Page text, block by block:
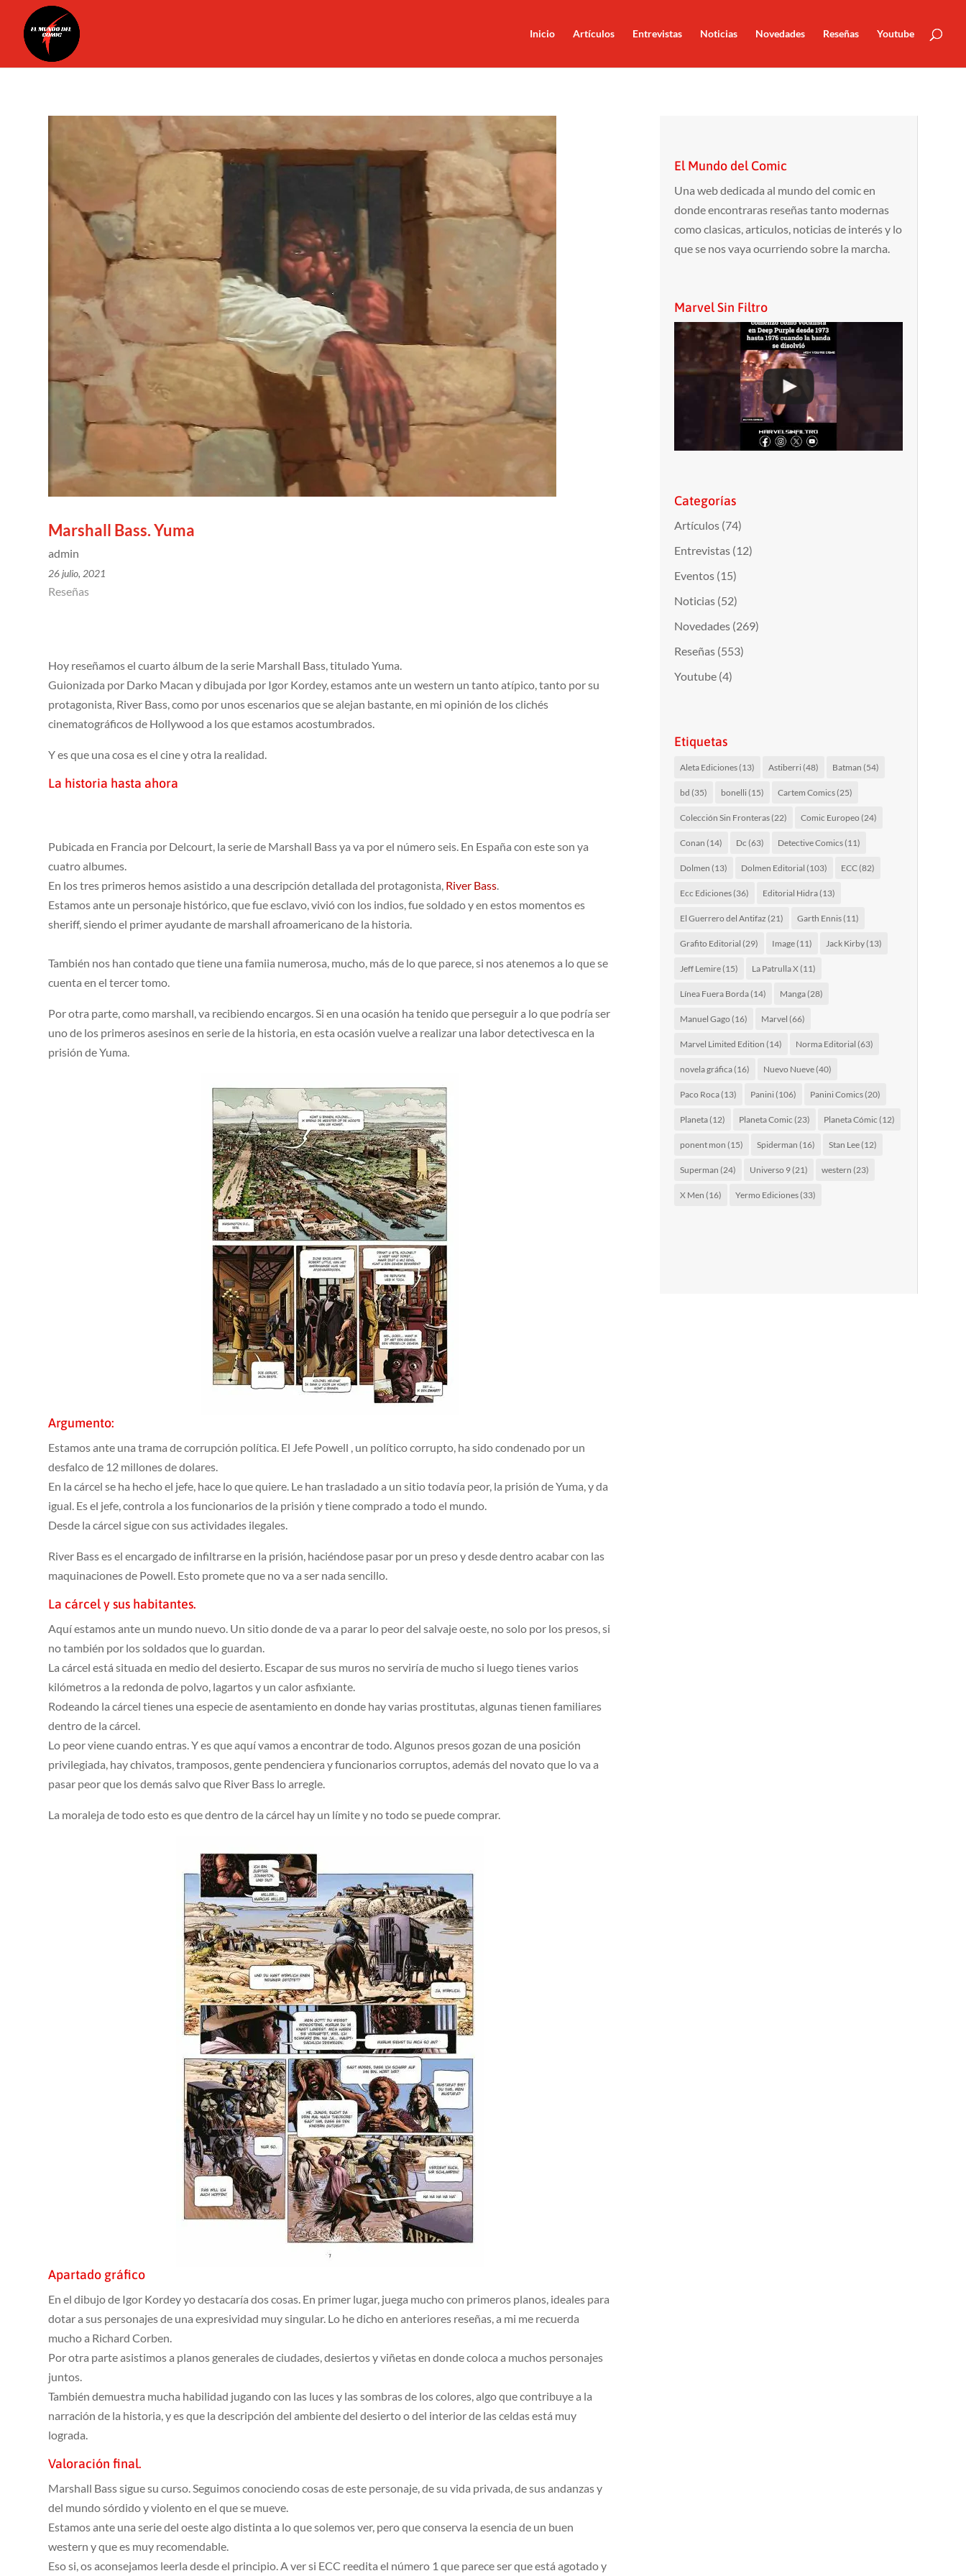
Inicio Artículos Entrevistas Noticias Novedades Reseñas Youtube
Marshall Bass. Yuma
admin
26 julio, 2021
Reseñas
Hoy reseñamos el cuarto álbum de la serie Marshall Bass, titulado Yuma.
Guionizada por Darko Macan y dibujada por Igor Kordey, estamos ante un western un tanto atípico, tanto por su
protagonista, River Bass, como por unos escenarios que se alejan bastante, en mi opinión de los clichés
cinematográficos de Hollywood a los que estamos acostumbrados.
Y es que una cosa es el cine y otra la realidad.
La historia hasta ahora
Pubicada en Francia por Delcourt, la serie de Marshall Bass ya va por el número seis. En España con este son ya
cuatro albumes.
En los tres primeros hemos asistido a una descripción detallada del protagonista, River Bass.
Estamos ante un personaje histórico, que fue esclavo, vivió con los indios, fue soldado y en estos momentos es
sheriff, siendo el primer ayudante de marshall afroamericano de la historia.
También nos han contado que tiene una famiia numerosa, mucho, más de lo que parece, si nos atenemos a lo que se
cuenta en el tercer tomo.
Por otra parte, como marshall, va recibiendo encargos. Si en una ocasión ha tenido que perseguir a lo que podría ser
uno de los primeros asesinos en serie de la historia, en esta ocasión vuelve a realizar una labor detectivesca en la
prisión de Yuma.
Argumento:
Estamos ante una trama de corrupción política. El Jefe Powell , un político corrupto, ha sido condenado por un
desfalco de 12 millones de dolares.
En la cárcel se ha hecho el jefe, hace lo que quiere. Le han trasladado a un sitio todavía peor, la prisión de Yuma, y da
igual. Es el jefe, controla a los funcionarios de la prisión y tiene comprado a todo el mundo.
Desde la cárcel sigue con sus actividades ilegales.
River Bass es el encargado de infiltrarse en la prisión, haciéndose pasar por un preso y desde dentro acabar con las
maquinaciones de Powell. Esto promete que no va a ser nada sencillo.
La cárcel y sus habitantes.
Aquí estamos ante un mundo nuevo. Un sitio donde de va a parar lo peor del salvaje oeste, no solo por los presos, si
no también por los soldados que lo guardan.
La cárcel está situada en medio del desierto. Escapar de sus muros no serviría de mucho si luego tienes varios
kilómetros a la redonda de polvo, lagartos y un calor asfixiante.
Rodeando la cárcel tienes una especie de asentamiento en donde hay varias prostitutas, algunas tienen familiares
dentro de la cárcel.
Lo peor viene cuando entras. Y es que aquí vamos a encontrar de todo. Algunos presos gozan de una posición
privilegiada, hay chivatos, tramposos, gente pendenciera y funcionarios corruptos, además del novato que lo va a
pasar peor que los demás salvo que River Bass lo arregle.
La moraleja de todo esto es que dentro de la cárcel hay un límite y no todo se puede comprar.
Apartado gráfico
En el dibujo de Igor Kordey yo destacaría dos cosas. En primer lugar, juega mucho con primeros planos, ideales para
dotar a sus personajes de una expresividad muy singular. Lo he dicho en anteriores reseñas, a mi me recuerda
mucho a Richard Corben.
Por otra parte asistimos a planos generales de ciudades, desiertos y viñetas en donde coloca a muchos personajes
juntos.
También demuestra mucha habilidad jugando con las luces y las sombras de los colores, algo que contribuye a la
narración de la historia, y es que la descripción del ambiente del desierto o del interior de las celdas está muy
lograda.
Valoración final.
Marshall Bass sigue su curso. Seguimos conociendo cosas de este personaje, de su vida privada, de sus andanzas y
del mundo sórdido y violento en el que se mueve.
Estamos ante una serie del oeste algo distinta a lo que solemos ver, pero que conserva la esencia de un buen
western y que es muy recomendable.
Eso si, os aconsejamos leerla desde el principio. A ver si ECC reedita el número 1 que parece ser que está agotado y
El Mundo del Comic
Una web dedicada al mundo del comic en
donde encontraras reseñas tanto modernas
como clasicas, articulos, noticias de interés y lo
que se nos vaya ocurriendo sobre la marcha.
Marvel Sin Filtro
Categorías
Artículos(74)
Entrevistas(12)
Eventos(15)
Noticias(52)
Novedades(269)
Reseñas(553)
Youtube(4)
Etiquetas
Aleta Ediciones(13) Astiberri(48) Batman (54)
bd (35) bonelli(15) Cartem Comics(25)
Colección Sin Fronteras(22) Comic Europeo (24)
Conan (14) Dc (63) Detective Comics(11)
Dolmen (13) Dolmen Editorial (103) ECC(82)
Ecc Ediciones(36) Editorial Hidra(13)
El Guerrero del Antifaz (21) Garth Ennis(11)
Grafito Editorial (29) Image(11) Jack Kirby(13)
Jeff Lemire(15) La Patrulla X(11)
Línea Fuera Borda(14) Manga(28)
Manuel Gago (16) Marvel (66)
Marvel Limited Edition (14) Norma Editorial (63)
novela gráfica(16) Nuevo Nueve(40)
Paco Roca(13) Panini(106) Panini Comics(20)
Planeta(12) Planeta Comic (23) Planeta Cómic (12)
ponent mon (15) Spiderman (16) Stan Lee(12)
Superman (24) Universo 9(21) western (23)
X Men (16) Yermo Ediciones(33)